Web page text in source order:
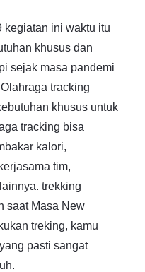
kegiatan ini waktu itu
khusus dan
sejak masa pandemi
tracking
khusus untuk
tracking bisa
kalori,
tim,
trekking
saat Masa New
treking, kamu
pasti sangat